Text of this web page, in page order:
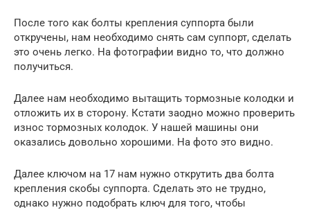
После того как болты крепления суппорта были
откручены, нам необходимо снять сам суппорт, сделать
это очень легко. На фотографии видно то, что должно
получиться.
Далее нам необходимо вытащить тормозные колодки и
отложить их в сторону. Кстати заодно можно проверить
износ тормозных колодок. У нашей машины они
оказались довольно хорошими. На фото это видно.
Далее ключом на 17 нам нужно открутить два болта
крепления скобы суппорта. Сделать это не трудно,
однако нужно подобрать ключ для того, чтобы